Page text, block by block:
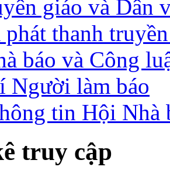
giáo và Dân
phát thanh
báo và Công
Người làm báo
tin Hội Nhà
truy cập